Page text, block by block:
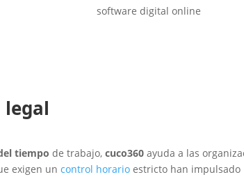
tiempo de trabajo,cuco360 ayuda a las
exigen uncontrol horario estricto han